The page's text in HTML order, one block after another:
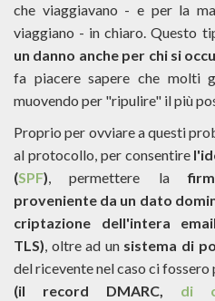
che viaggiavano - e per la
viaggiano - in chiaro. Questo
un danno anche per chi si
fa piacere sapere che molti
muovendo per "ripulire" il più
Proprio per ovviare a questi
al protocollo, per consentire
(SPF), permettere la
proveniente da un dato
criptazione dell'intera
TLS), oltre ad un sistema di
del ricevente nel caso ci
(il record DMARC, di